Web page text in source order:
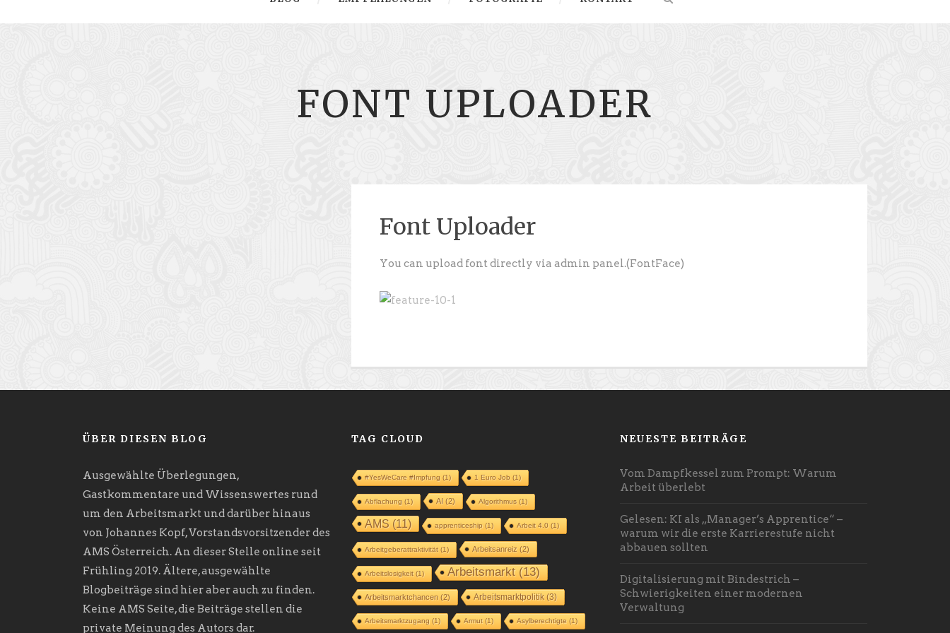
FONT UPLOADER
Font Uploader
You can upload font directly via admin panel.(FontFace)
ÜBER DIESEN BLOG
Ausgewählte Überlegungen,
Gastkommentare und Wissenswertes rund
um den Arbeitsmarkt und darüber hinaus
von Johannes Kopf, Vorstandsvorsitzender des
AMS Österreich. An dieser Stelle online seit
Frühling 2019. Ältere, ausgewählte
Blogbeiträge sind hier aber auch zu finden.
Keine AMS Seite, die Beiträge stellen die
private Meinung des Autors dar.
TAG CLOUD
#YesWeCare #Impfung(1) 1 Euro Job(1)
Abflachung(1) AI(2) Algorithmus(1)
AMS(11) apprenticeship(1) Arbeit 4.0(1)
Arbeitgeberattraktivität(1) Arbeitsanreiz(2)
Arbeitslosigkeit(1) Arbeitsmarkt(13)
Arbeitsmarktchancen(2) Arbeitsmarktpolitik(3)
Arbeitsmarktzugang(1) Armut(1) Asylberechtigte(1)
NEUESTE BEITRÄGE
Vom Dampfkessel zum Prompt: Warum
Arbeit überlebt
Gelesen: KI als „Manager’s Apprentice“ –
warum wir die erste Karrierestufe nicht
abbauen sollten
Digitalisierung mit Bindestrich –
Schwierigkeiten einer modernen
Verwaltung